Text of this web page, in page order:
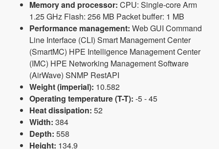
Memory and processor: CPU: Single-core Arm
1.25 GHz Flash: 256 MB Packet buffer: 1 MB
Performance management: Web GUI Command
Line Interface (CLI) Smart Management Center
(SmartMC) HPE Intelligence Management Center
(IMC) HPE Networking Management Software
(AirWave) SNMP RestAPI
Weight (imperial): 10.582
Operating temperature (T-T): -5 - 45
Heat dissipation: 52
Width: 384
Depth: 558
Height: 134.9